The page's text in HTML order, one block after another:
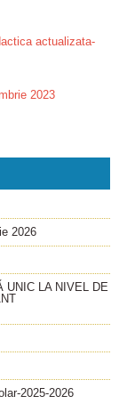
actualizata-
2023
2026
UNIC LA NIVEL DE
2025-2026